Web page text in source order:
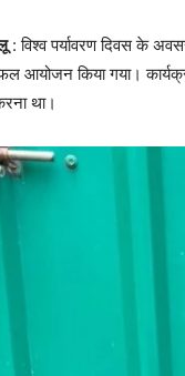
: विश्व पर्यावरण दिवस के
आयोजन किया गया।
था।